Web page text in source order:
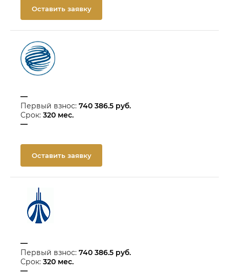
Оставить заявку
—
Первый взнос: 740 386.5 руб.
Срок: 320 мес.
—
Оставить заявку
—
Первый взнос: 740 386.5 руб.
Срок: 320 мес.
—